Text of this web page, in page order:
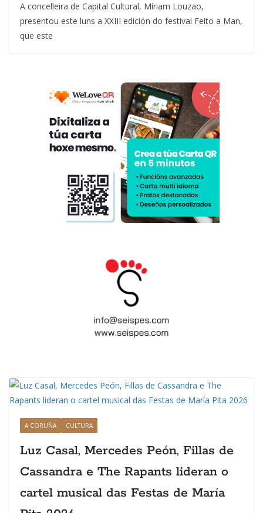
A concelleira de Capital Cultural, Míriam Louzao,
presentou este luns a XXIII edición do festival Feito a Man,
que este
A CORUÑA CULTURA
Luz Casal, Mercedes Peón, Fillas de
Cassandra e The Rapants lideran o
cartel musical das Festas de María